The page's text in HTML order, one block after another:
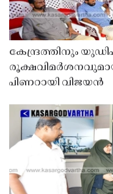
കേന്ദ്രത്തിനും
പിണറായി വിജയൻ